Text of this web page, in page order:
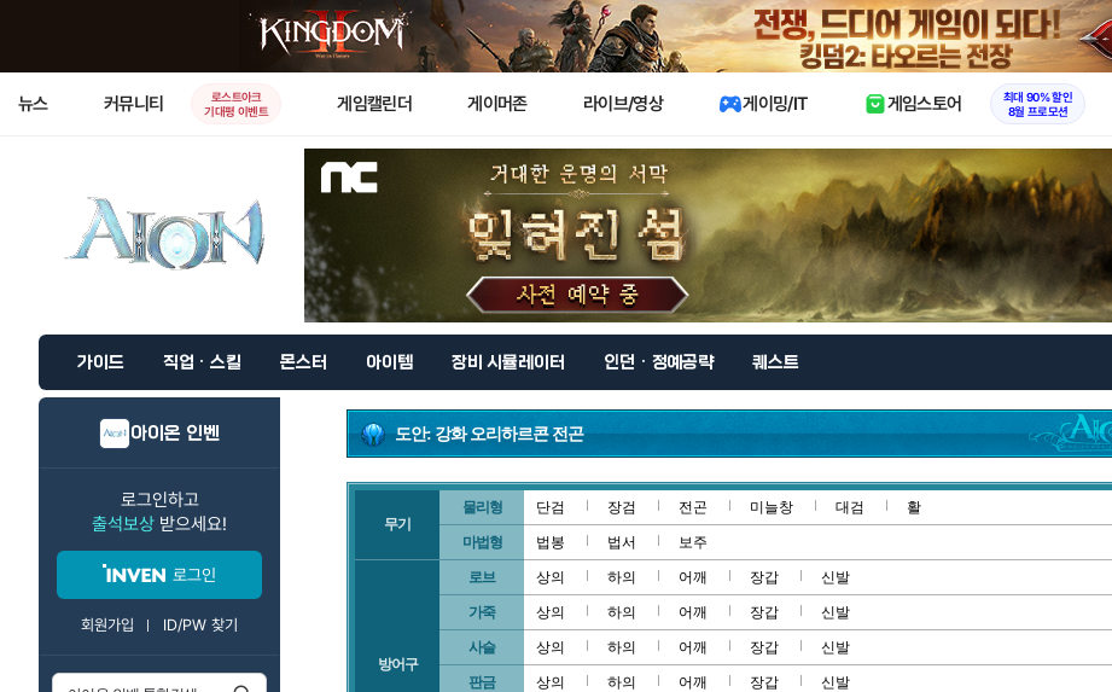
X
뉴스 커뮤니티
로스트아크
기대평 이벤트
게임캘린더 게이머존 라이브/영상 게이밍/IT 게임스토어
최대 90% 할인
8월 프로모션
가이드 직업 · 스킬 몬스터 아이템 장비 시뮬레이터 인던 · 정예공략 퀘스트
아이온 인벤
로그인하고
출석보상 받으세요!
로그인
회원가입 ID/PW 찾기
도안: 강화 오리하르콘 전곤
무기
물리형 단검 장검 전곤 미늘창 대검 활
마법형 법봉 법서 보주
방어구
로브 상의 하의 어깨 장갑 신발
가죽 상의 하의 어깨 장갑 신발
사슬 상의 하의 어깨 장갑 신발
판금 상의 하의 어깨 장갑 신발